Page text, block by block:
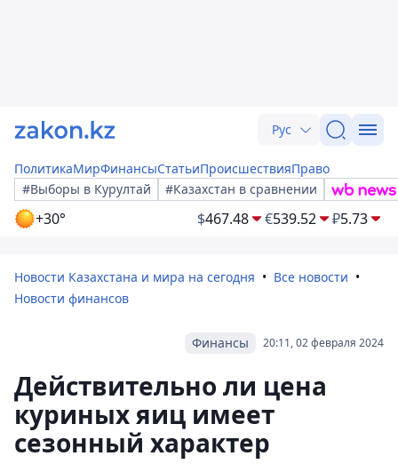
Рус
ПолитикаМирФинансыСтатьиПроисшествияПраво
#Выборы в Курултай
#Казахстан в сравнении
+30° $467.48 €539.52 ₽5.73
Новости Казахстана и мира на сегодня
Все новости
Новости финансов
20:11, 02 февраля 2024
Финансы
Действительно ли цена
куриных яиц имеет
сезонный характер